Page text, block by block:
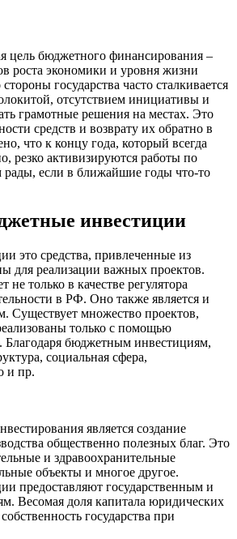
цель бюджетного финансирования –
роста экономики и уровня жизни
государства часто сталкивается
отсутствием инициативы и
грамотные решения на местах. Это
средств и возврату их обратно в
что к концу года, который всегда
резко активизируются работы по
рады, если в ближайшие годы что-то
инвестиции
это средства, привлеченные из
для реализации важных проектов.
не только в качестве регулятора
в РФ. Оно также является и
Существует множество проектов,
только с помощью
Благодаря бюджетным инвестициям,
социальная сфера,
и пр.
является создание
общественно полезных благ. Это
и здравоохранительные
объекты и многое другое.
предоставляют государственным и
Весомая доля капитала юридических
государства при